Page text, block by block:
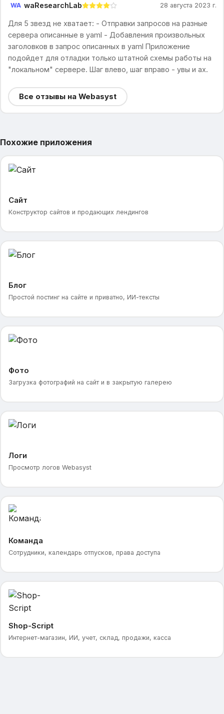
WA waResearchLab 28 августа 2023 г.
Для 5 звезд не хватает: - Отправки запросов на разные
сервера описанные в yaml - Добавления произвольных
заголовков в запрос описанных в yaml Приложение
подойдет для отладки только штатной схемы работы на
"локальном" сервере. Шаг влево, шаг вправо - увы и ах.
Все отзывы на Webasyst
Похожие приложения
Сайт
Конструктор сайтов и продающих лендингов
Блог
Простой постинг на сайте и приватно, ИИ-тексты
Фото
Загрузка фотографий на сайт и в закрытую галерею
Логи
Просмотр логов Webasyst
Команда
Сотрудники, календарь отпусков, права доступа
Shop-Script
Интернет-магазин, ИИ, учет, склад, продажи, касса